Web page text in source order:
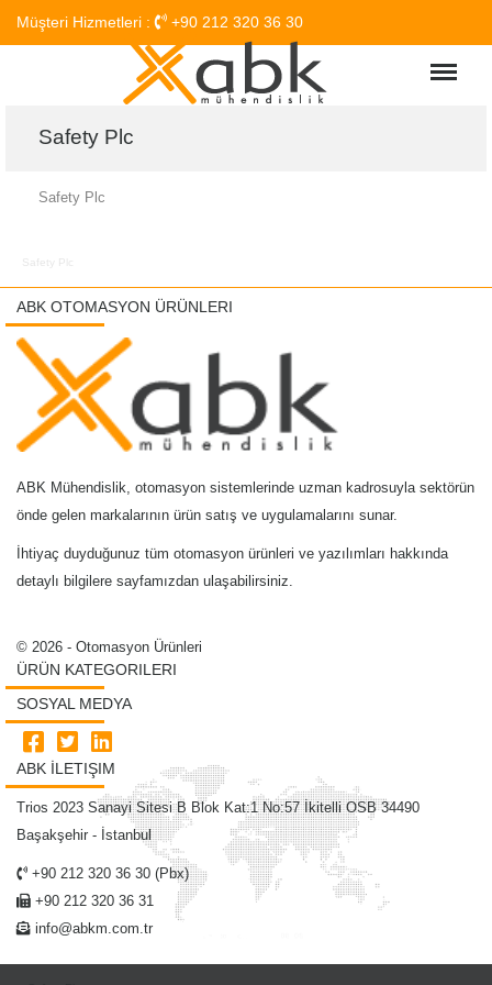
Müşteri Hizmetleri : +90 212 320 36 30
Menu
Safety Plc
Safety Plc
Safety Plc
ABK OTOMASYON ÜRÜNLERI
ABK Mühendislik, otomasyon sistemlerinde uzman kadrosuyla sektörün
önde gelen markalarının ürün satış ve uygulamalarını sunar.
İhtiyaç duyduğunuz tüm otomasyon ürünleri ve yazılımları hakkında
detaylı bilgilere sayfamızdan ulaşabilirsiniz.
© 2026 - Otomasyon Ürünleri
ÜRÜN KATEGORILERI
SOSYAL MEDYA
ABK İLETIŞIM
Trios 2023 Sanayi Sitesi B Blok Kat:1 No:57 İkitelli OSB 34490
Başakşehir - İstanbul
+90 212 320 36 30 (Pbx)
+90 212 320 36 31
info@abkm.com.tr